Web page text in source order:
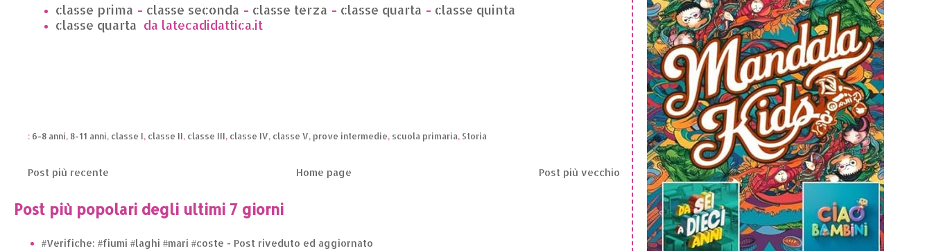
classe prima - classe seconda - classe terza - classe quarta - classe quinta
classe quarta da latecadidattica.it
: 6-8 anni, 8-11 anni, classe I, classe II, classe III, classe IV, classe V, prove intermedie, scuola primaria, Storia
Post più recente Post più vecchio
Home page
Post più popolari degli ultimi 7 giorni
#Verifiche: #fiumi #laghi #mari #coste - Post riveduto ed aggiornato